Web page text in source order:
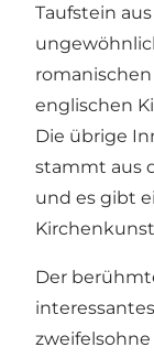
Taufstein
englischen
Die übrige
stammt aus
und es gibt
Der
zweifelsohne